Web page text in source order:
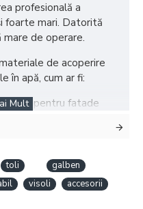
profesională a
foarte mari. Datorită
mare de operare.
de acoperire
în apă, cum ar fi:
pentru fatade
vopsele de
toli
galben
visoli
accesorii